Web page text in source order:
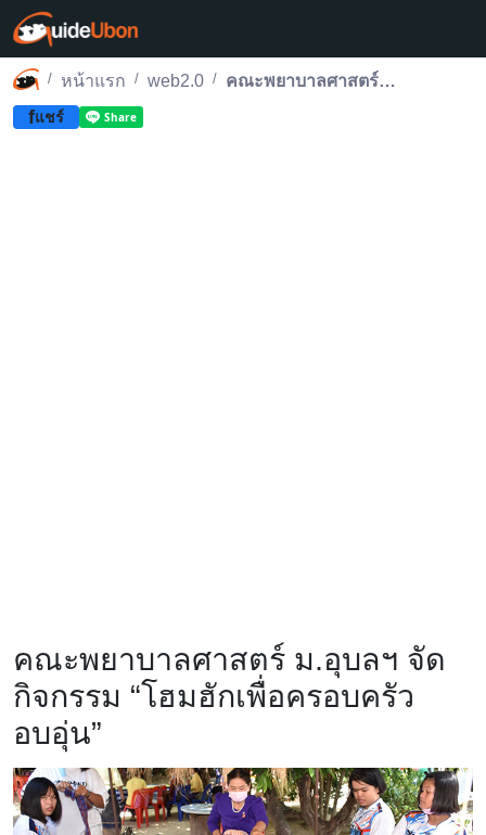
หน้าแรก web2.0 คณะพยาบาลศาสตร์ ม.อุบลฯ จัดกิจกรรม “โฮมฮักเพื่อครอบครัวอบอุ่น”
fแชร์
คณะพยาบาลศาสตร์ ม.อุบลฯ จัด
กิจกรรม “โฮมฮักเพื่อครอบครัว
อบอุ่น”